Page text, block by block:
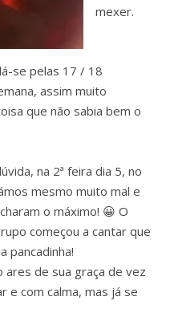
mexer.
se pelas 17 / 18
assim muito
que não sabia bem o
na 2ª feira dia 5, no
mesmo muito mal e
o máximo! 😀 O
começou a cantar que
pancadinha!
de sua graça de vez
e com calma, mas já se